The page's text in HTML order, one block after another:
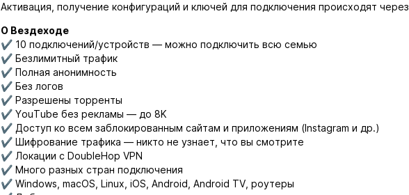
Активация, получение конфигураций и ключей для подключения происходят через
О Вездеходе
✔️ 10 подключений/устройств — можно подключить всю семью
✔️ Безлимитный трафик
✔️ Полная анонимность
✔️ Без логов
✔️ Разрешены торренты
✔️ YouTube без рекламы — до 8K
✔️ Доступ ко всем заблокированным сайтам и приложениям (Instagram и др.)
✔️ Шифрование трафика — никто не узнает, что вы смотрите
✔️ Локации с DoubleHop VPN
✔️ Много разных стран подключения
✔️ Windows, macOS, Linux, iOS, Android, Android TV, роутеры